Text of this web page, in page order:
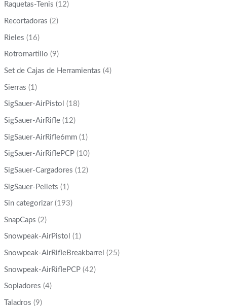
Raquetas-Tenis (12)
Recortadoras (2)
Rieles (16)
Rotromartillo (9)
Set de Cajas de Herramientas (4)
Sierras (1)
SigSauer-AirPistol (18)
SigSauer-AirRifle (12)
SigSauer-AirRifle6mm (1)
SigSauer-AirRiflePCP (10)
SigSauer-Cargadores (12)
SigSauer-Pellets (1)
Sin categorizar (193)
SnapCaps (2)
Snowpeak-AirPistol (1)
Snowpeak-AirRifleBreakbarrel (25)
Snowpeak-AirRiflePCP (42)
Sopladores (4)
Taladros (9)